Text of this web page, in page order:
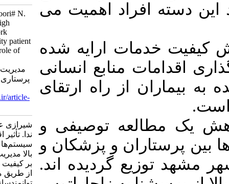
افراد اهمیت می
ارایه شده
منابع انسانی
از راه ارتقای
توصیفی و
و پزشکان و
مشهد توزیع گردیده اند.
Shirazi A, Shakoori# N.
The Impact of high
performance work
systems on quality patient
care: mediating role of
empowerment . مدیریت
پرستاری 2017; 6 (2) :41-
URL:http://ijnv.ir/article-
شیرازی علی، شکوری#
ندا. تأثیر اقدامات
سیستم‌های کاری عملکرد
بالا مدیریت منابع انسانی
بر کیفیت مراقبت از بیمار
از طریق متغیر میانجی